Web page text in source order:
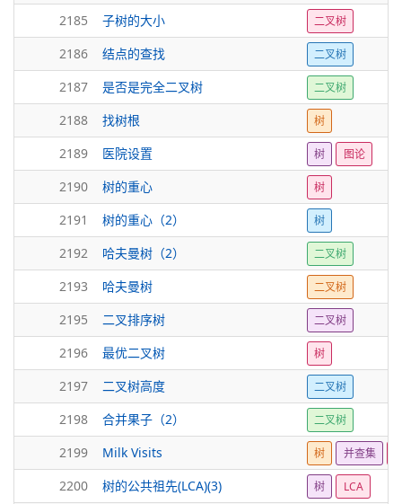
2185 子树的大小 二叉树
2186 结点的查找 二叉树
2187 是否是完全二叉树 二叉树
2188 找树根 树
2189 医院设置 树 图论
2190 树的重心 树
2191 树的重心（2） 树
2192 哈夫曼树（2） 二叉树
2193 哈夫曼树 二叉树
2195 二叉排序树 二叉树
2196 最优二叉树 树
2197 二叉树高度 二叉树
2198 合并果子（2） 二叉树
2199 Milk Visits 树 并查集
2200 树的公共祖先(LCA)(3) 树 LCA